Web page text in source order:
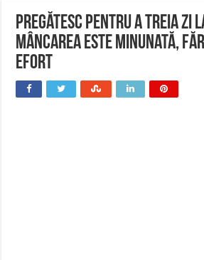
Pregătesc pentru a treia zi
Mâncarea este minunată,
efort